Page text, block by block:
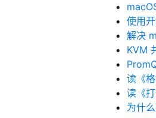
使用
解决
KVM
读《
读《打
为什